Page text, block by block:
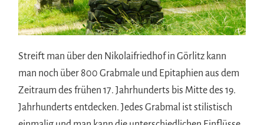
Streift man über den Nikolaifriedhof in Görlitz kann
man noch über 800 Grabmale und Epitaphien aus dem
Zeitraum des frühen 17. Jahrhunderts bis Mitte des 19.
Jahrhunderts entdecken. Jedes Grabmal ist stilistisch